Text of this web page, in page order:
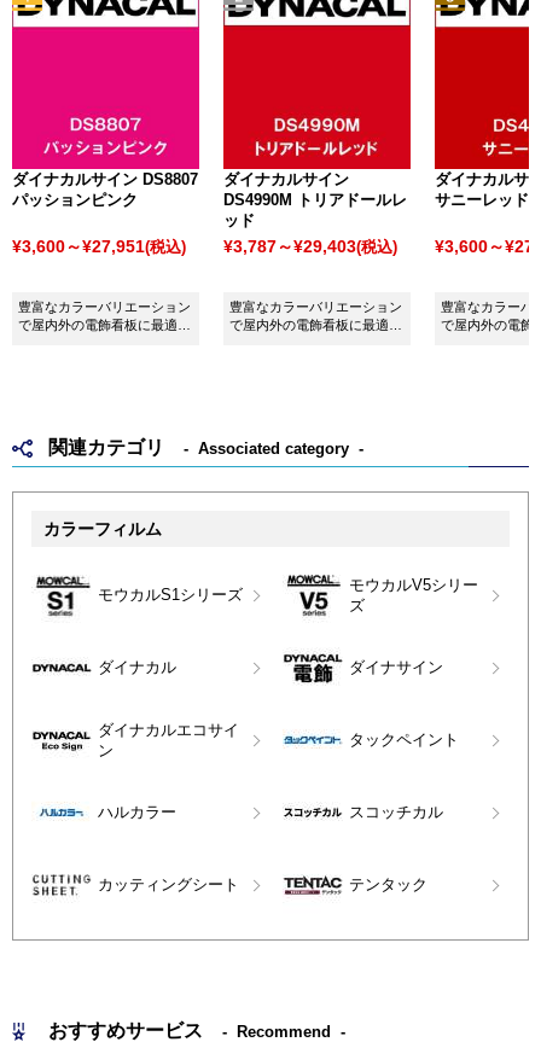
ダイナカルサイン DS8807
パッションピンク
¥3,600～¥27,951(税込)
豊富なカラーバリエーション
で屋内外の電飾看板に最適な
ダイナカルサイン
DS4990M トリアドールレ
ッド
¥3,787～¥29,403(税込)
豊富なカラーバリエーション
で屋内外の電飾看板に最適な
ダイナカルサ
サニーレッド
¥3,600～
豊富なカラーバ
で屋内外の電飾
関連カテゴリ Associated category
カラーフィルム
モウカルS1シリーズ
モウカルV5シリー
ズ
ダイナカル ダイナサイン
ダイナカルエコサイ
ン
タックペイント
ハルカラー スコッチカル
カッティングシート テンタック
おすすめサービス Recommend